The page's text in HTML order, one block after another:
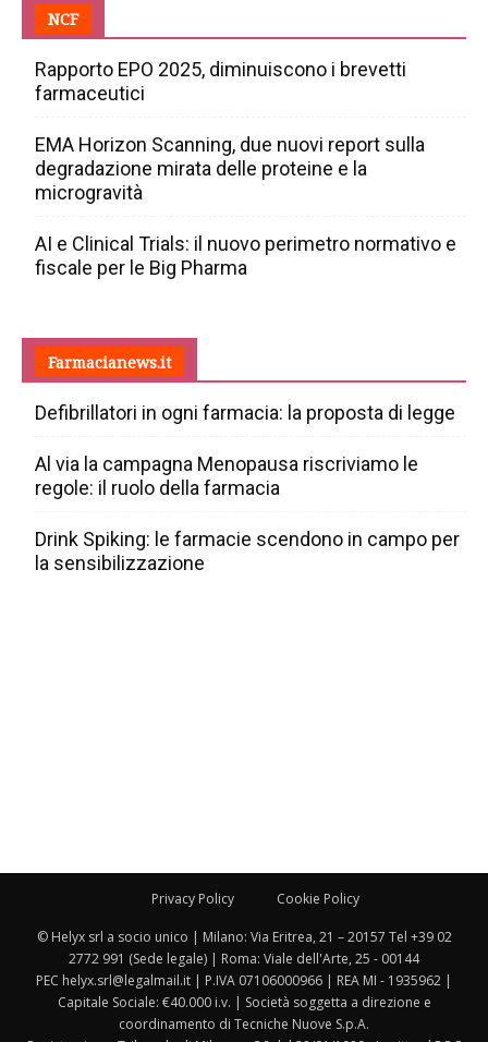
NCF
Rapporto EPO 2025, diminuiscono i brevetti
farmaceutici
EMA Horizon Scanning, due nuovi report sulla
degradazione mirata delle proteine e la
microgravità
AI e Clinical Trials: il nuovo perimetro normativo e
fiscale per le Big Pharma
Farmacianews.it
Defibrillatori in ogni farmacia: la proposta di legge
Al via la campagna Menopausa riscriviamo le
regole: il ruolo della farmacia
Drink Spiking: le farmacie scendono in campo per
la sensibilizzazione
Privacy Policy Cookie Policy
© Helyx srl a socio unico | Milano: Via Eritrea, 21 – 20157 Tel +39 02
2772 991 (Sede legale) | Roma: Viale dell'Arte, 25 - 00144
PEC helyx.srl@legalmail.it | P.IVA 07106000966 | REA MI - 1935962 |
Capitale Sociale: €40.000 i.v. | Società soggetta a direzione e
coordinamento di Tecniche Nuove S.p.A.